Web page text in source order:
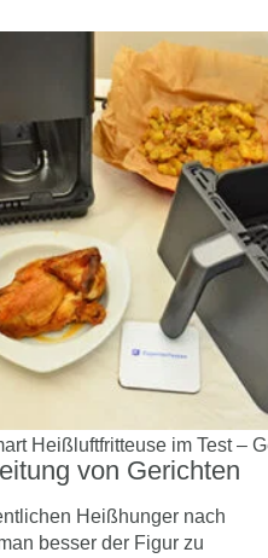
Heißluftfritteuse im Test –
von Gerichten
Heißhunger nach
besser der Figur zu